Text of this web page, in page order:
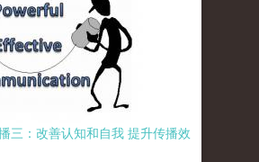
三：改善认知和自我 提升传播效